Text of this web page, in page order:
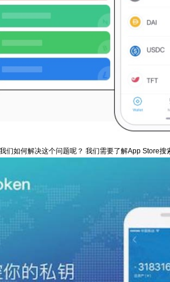
们如何解决这个问题呢？ 我们需要了解App Store搜